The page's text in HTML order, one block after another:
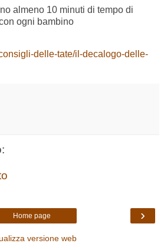
almeno 10 minuti di tempo di
ogni bambino
delle-tate/il-decalogo-delle-
›
Home page
versione web